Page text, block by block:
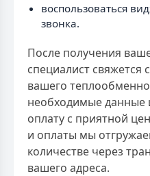
воспользоваться
звонка.
После получения
специалист свяжется
вашего
необходимые данные
оплату с приятной
и оплаты мы
количестве через
вашего адреса.